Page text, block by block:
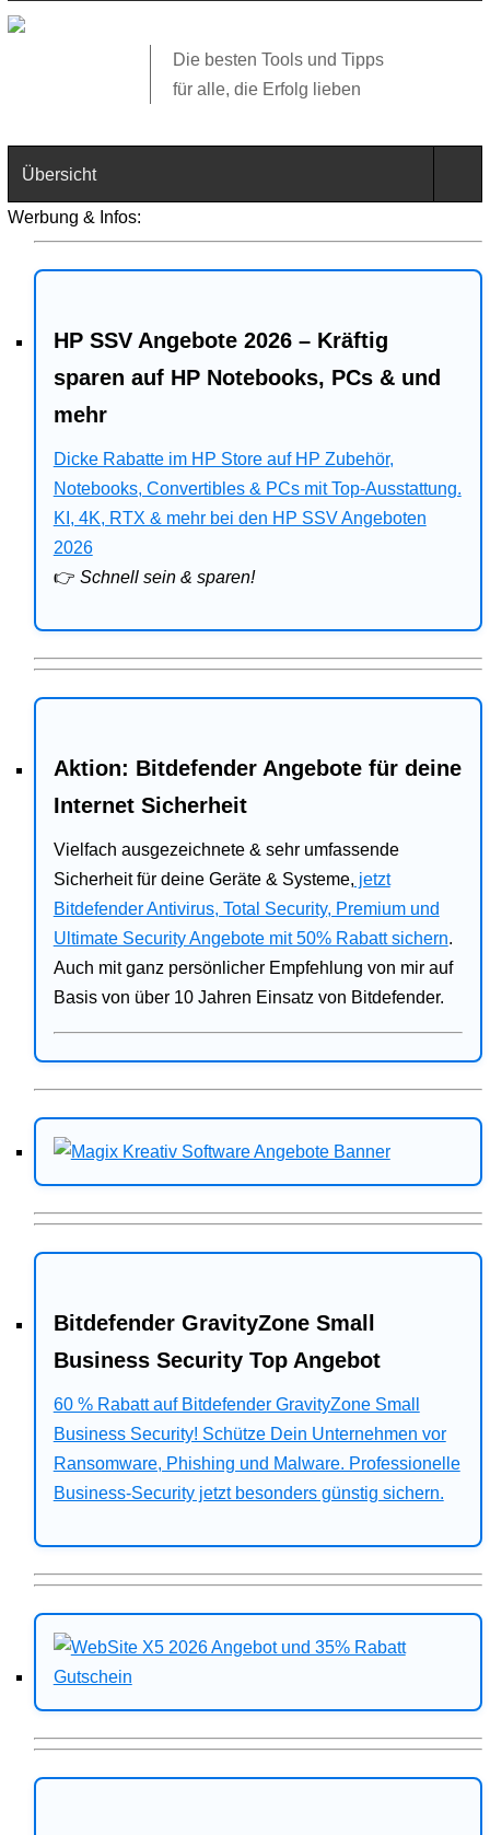
Die besten Tools und Tipps
für alle, die Erfolg lieben
Übersicht
Technik
Web
Business
Angebote
Bitdefender
Ratgeber
Werbung & Infos:
HP SSV Angebote 2026 – Kräftig
sparen auf HP Notebooks, PCs & und
mehr
Dicke Rabatte im HP Store auf HP Zubehör,
Notebooks, Convertibles & PCs mit Top-Ausstattung.
KI, 4K, RTX & mehr bei den HP SSV Angeboten
2026
👉 Schnell sein & sparen!
Aktion: Bitdefender Angebote für deine
Internet Sicherheit
Vielfach ausgezeichnete & sehr umfassende
Sicherheit für deine Geräte & Systeme, jetzt
Bitdefender Antivirus, Total Security, Premium und
Ultimate Security Angebote mit 50% Rabatt sichern.
Auch mit ganz persönlicher Empfehlung von mir auf
Basis von über 10 Jahren Einsatz von Bitdefender.
Bitdefender GravityZone Small
Business Security Top Angebot
60 % Rabatt auf Bitdefender GravityZone Small
Business Security! Schütze Dein Unternehmen vor
Ransomware, Phishing und Malware. Professionelle
Business-Security jetzt besonders günstig sichern.